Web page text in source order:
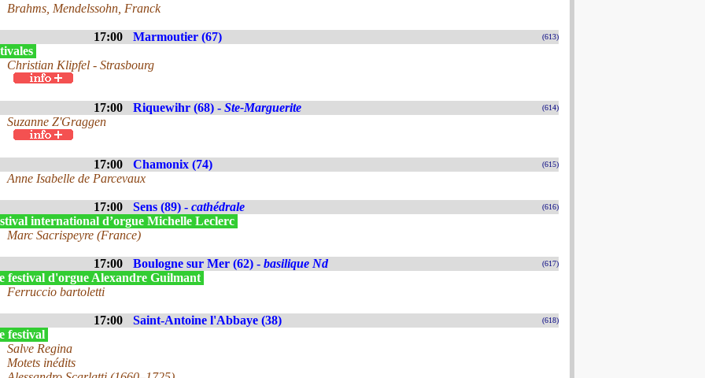
Brahms, Mendelssohn, Franck
17:00 Marmoutier (67) (613)
Christian Klipfel - Strasbourg
17:00 Riquewihr (68) - Ste-Marguerite (614)
Suzanne Z'Graggen
17:00 Chamonix (74) (615)
Anne Isabelle de Parcevaux
17:00 Sens (89) - cathédrale (616)
international d’orgue Michelle Leclerc
Marc Sacrispeyre (France)
17:00 Boulogne sur Mer (62) - basilique Nd (617)
festival d'orgue Alexandre Guilmant
Ferruccio bartoletti
17:00 Saint-Antoine l'Abbaye (38) (618)
festival
Salve Regina
Motets inédits